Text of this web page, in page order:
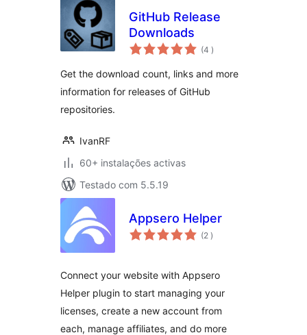
GitHub Release
Downloads
(4 classificações
)
Get the download count, links and more
information for releases of GitHub
repositories.
IvanRF
60+ instalações activas
Testado com 5.5.19
Appsero Helper
(2 classificações
)
Connect your website with Appsero
Helper plugin to start managing your
licenses, create a new account from
each, manage affiliates, and do more